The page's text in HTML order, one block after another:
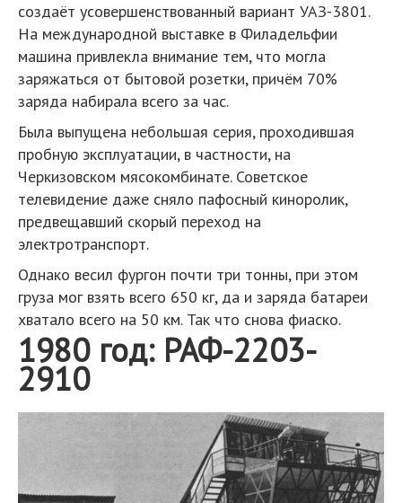
создаёт усовершенствованный вариант УАЗ-3801.
На международной выставке в Филадельфии
машина привлекла внимание тем, что могла
заряжаться от бытовой розетки, причём 70%
заряда набирала всего за час.
Была выпущена небольшая серия, проходившая
пробную эксплуатации, в частности, на
Черкизовском мясокомбинате. Советское
телевидение даже сняло пафосный киноролик,
предвещавший скорый переход на
электротранспорт.
Однако весил фургон почти три тонны, при этом
груза мог взять всего 650 кг, да и заряда батареи
хватало всего на 50 км. Так что снова фиаско.
1980 год: РАФ-2203-
2910